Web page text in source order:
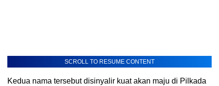
SCROLL TO RESUME CONTENT
Kedua nama tersebut disinyalir kuat akan maju di Pilkada